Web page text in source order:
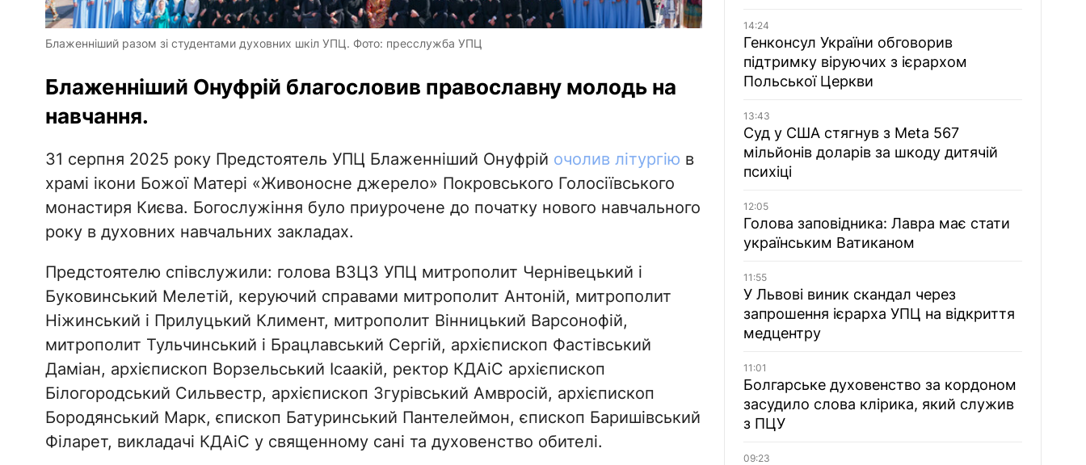
Блаженніший разом зі студентами духовних шкіл УПЦ. Фото: пресслужба УПЦ
Блаженніший Онуфрій благословив православну молодь на
навчання.
31 серпня 2025 року Предстоятель УПЦ Блаженніший Онуфрій очолив літургію в
храмі ікони Божої Матері «Живоносне джерело» Покровського Голосіївського
монастиря Києва. Богослужіння було приурочене до початку нового навчального
року в духовних навчальних закладах.
Предстоятелю співслужили: голова ВЗЦЗ УПЦ митрополит Чернівецький і
Буковинський Мелетій, керуючий справами митрополит Антоній, митрополит
Ніжинський і Прилуцький Климент, митрополит Вінницький Варсонофій,
митрополит Тульчинський і Брацлавський Сергій, архієпископ Фастівський
Даміан, архієпископ Ворзельський Ісаакій, ректор КДАіС архієпископ
Білогородський Сильвестр, архієпископ Згурівський Амвросій, архієпископ
Бородянський Марк, єпископ Батуринський Пантелеймон, єпископ Баришівський
Філарет, викладачі КДАіС у священному сані та духовенство обителі.
14:24
Генконсул України обговорив
підтримку віруючих з ієрархом
Польської Церкви
13:43
Суд у США стягнув з Meta 567
мільйонів доларів за шкоду дитячій
психіці
12:05
Голова заповідника: Лавра має стати
українським Ватиканом
11:55
У Львові виник скандал через
запрошення ієрарха УПЦ на відкриття
медцентру
11:01
Болгарське духовенство за кордоном
засудило слова клірика, який служив
з ПЦУ
09:23